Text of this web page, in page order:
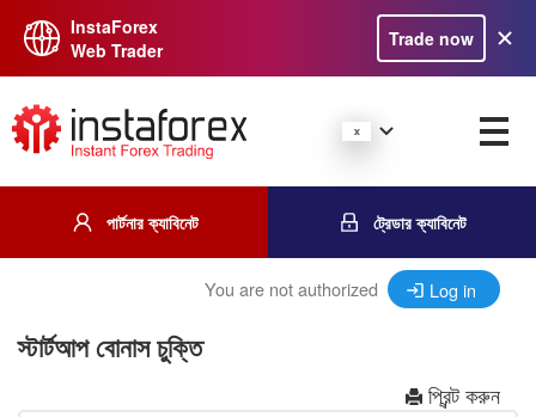
InstaForex
Web Trader
Trade now
পার্টনার ক্যাবিনেট ট্রেডার ক্যাবিনেট
You are not authorized Log in
স্টার্টআপ বোনাস চুক্তি
প্রিন্ট করুন